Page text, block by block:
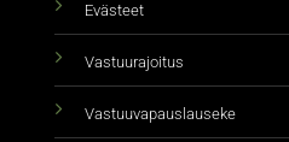
Evästeet
Vastuurajoitus
Vastuuvapauslauseke